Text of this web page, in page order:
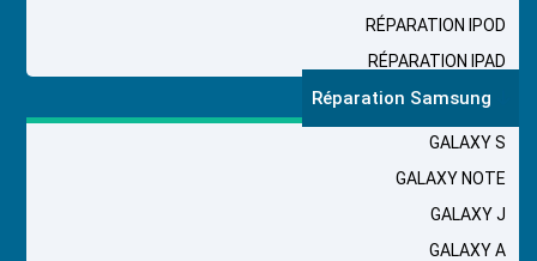
RÉPARATION IPOD
RÉPARATION IPAD
Réparation Samsung
GALAXY S
GALAXY NOTE
GALAXY J
GALAXY A